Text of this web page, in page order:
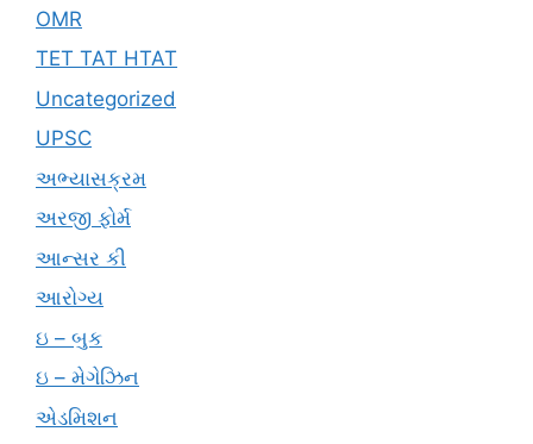
OMR
TET TAT HTAT
Uncategorized
UPSC
અભ્યાસક્રમ
અરજી ફોર્મ
આન્સર કી
આરોગ્ય
ઇ – બુક
ઇ – મેગેઝિન
એડમિશન